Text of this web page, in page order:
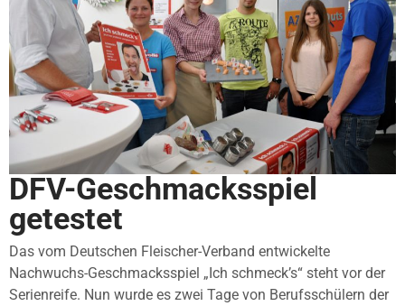
DFV-Geschmacksspiel
getestet
Das vom Deutschen Fleischer-Verband entwickelte
Nachwuchs-Geschmacksspiel „Ich schmeck’s“ steht vor der
Serienreife. Nun wurde es zwei Tage von Berufsschülern der